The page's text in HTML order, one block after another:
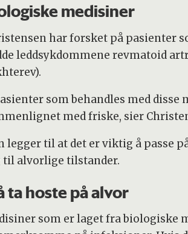
medisiner
har forsket på pasienter
leddsykdommene revmatoid
som behandles med
med friske, sier
legger til at det er viktig å passe
til alvorlige tilstander.
ta hoste på alvor
som er laget fra biologiske